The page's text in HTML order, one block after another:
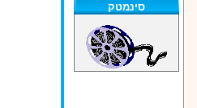
סינמטק